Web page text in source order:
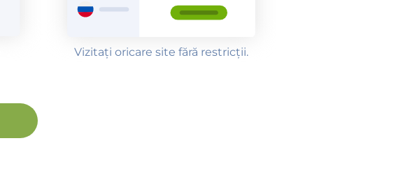
Vizitați oricare site fără restricții.